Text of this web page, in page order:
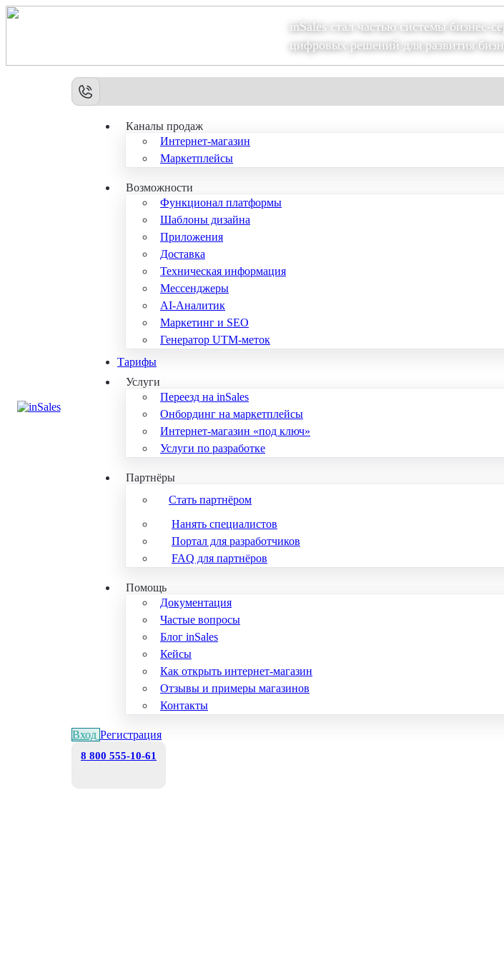
inSales стал частью системы бизнес-
цифровых решений для развития
Каналы продаж
Интернет-магазин
Маркетплейсы
Возможности
Функционал платформы
Шаблоны дизайна
Приложения
Доставка
Техническая информация
Мессенджеры
AI-Аналитик
Маркетинг и SEO
Генератор UTM-меток
Тарифы
Услуги
Переезд на inSales
Онбординг на маркетплейсы
Интернет-магазин «под ключ»
Услуги по разработке
Партнёры
Стать партнёром
Нанять специалистов
Портал для разработчиков
FAQ для партнёров
Помощь
Документация
Частые вопросы
Блог inSales
Кейсы
Как открыть интернет-магазин
Отзывы и примеры магазинов
Контакты
Вход Регистрация
8 800 555-10-61